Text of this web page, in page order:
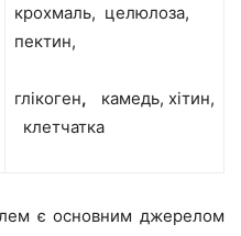
крохмаль, целюлоза,
пектин,
глікоген,
камедь, хітин,
клетчатка
є основним джерелом